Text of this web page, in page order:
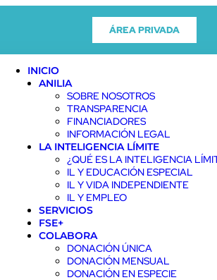
ÁREA PRIVADA
INICIO
ANILIA
SOBRE NOSOTROS
TRANSPARENCIA
FINANCIADORES
INFORMACIÓN LEGAL
LA INTELIGENCIA LÍMITE
¿QUÉ ES LA INTELIGENCIA
IL Y EDUCACIÓN ESPECIAL
IL Y VIDA INDEPENDIENTE
IL Y EMPLEO
SERVICIOS
FSE+
COLABORA
DONACIÓN ÚNICA
DONACIÓN MENSUAL
DONACIÓN EN ESPECIE